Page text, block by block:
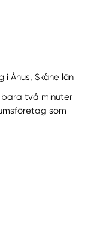
Åhus, Skåne län
två minuter
som